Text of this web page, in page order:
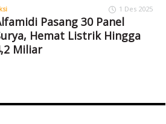
1 Des 2025
Pasang 30 Panel
Hemat Listrik Hingga
Miliar